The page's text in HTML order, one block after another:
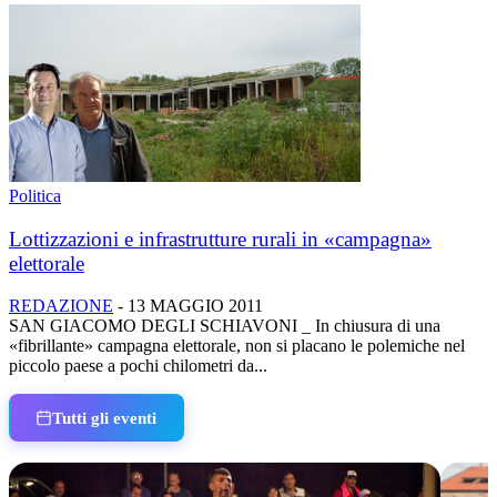
Politica
Lottizzazioni e infrastrutture rurali in «campagna»
elettorale
REDAZIONE - 13 MAGGIO 2011
SAN GIACOMO DEGLI SCHIAVONI _ In chiusura di una
«fibrillante» campagna elettorale, non si placano le polemiche nel
piccolo paese a pochi chilometri da...
Tutti gli eventi